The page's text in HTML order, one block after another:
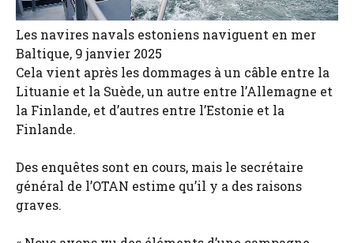
Les navires navals estoniens naviguent en mer
Baltique, 9 janvier 2025
Cela vient après les dommages à un câble entre la
Lituanie et la Suède, un autre entre l’Allemagne et
la Finlande, et d’autres entre l’Estonie et la
Finlande.
Des enquêtes sont en cours, mais le secrétaire
général de l’OTAN estime qu’il y a des raisons
graves.